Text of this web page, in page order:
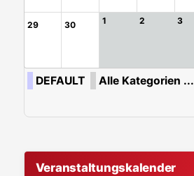
29 30 1 2 3
DEFAULT Alle Kategorien ...
Veranstaltungskalender